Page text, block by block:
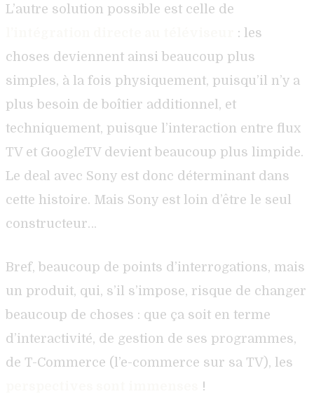
L’autre solution possible est celle de
: les
choses deviennent ainsi beaucoup plus
simples, à la fois physiquement, puisqu’il n’y a
plus besoin de boîtier additionnel, et
techniquement, puisque l’interaction entre flux
TV et GoogleTV devient beaucoup plus limpide.
Le deal avec Sony est donc déterminant dans
cette histoire. Mais Sony est loin d’être le seul
constructeur…
Bref, beaucoup de points d’interrogations, mais
un produit, qui, s’il s’impose, risque de changer
beaucoup de choses : que ça soit en terme
d’interactivité, de gestion de ses programmes,
de T-Commerce (l’e-commerce sur sa TV), les
!